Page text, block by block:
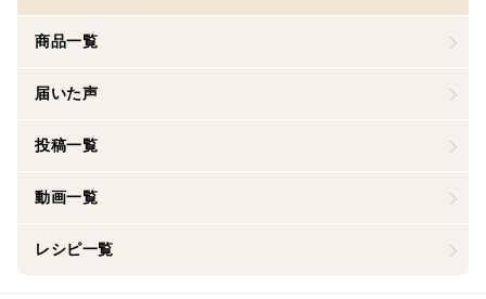
商品一覧
届いた声
投稿一覧
動画一覧
レシピ一覧